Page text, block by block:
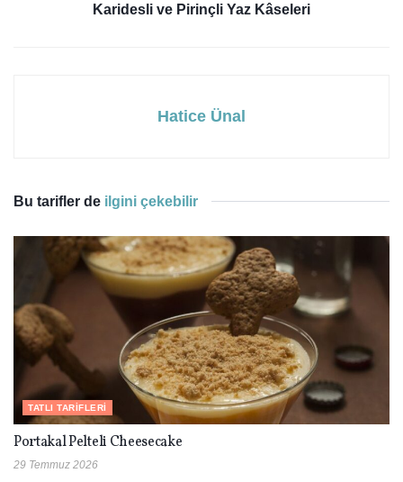
Karidesli ve Pirinçli Yaz Kâseleri
Hatice Ünal
Bu tarifler de ilgini çekebilir
TATLI TARIFLERI
Portakal Pelteli Cheesecake
29 Temmuz 2026